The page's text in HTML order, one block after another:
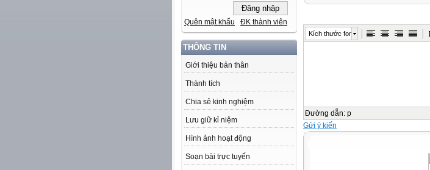
Quên mật khẩu ĐK thành viên
THÔNG TIN
Giới thiệu bản thân
Thành tích
Chia sẻ kinh nghiệm
Lưu giữ kỉ niệm
Hình ảnh hoạt động
Soạn bài trực tuyến
Kích thước font
Đường dẫn: p
Gửi ý kiến